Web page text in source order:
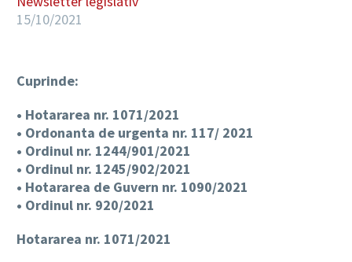
15/10/2021
Cuprinde:
• Hotararea nr. 1071/2021
• Ordonanta de urgenta nr. 117/ 2021
• Ordinul nr. 1244/901/2021
• Ordinul nr. 1245/902/2021
• Hotararea de Guvern nr. 1090/2021
• Ordinul nr. 920/2021
Hotararea nr. 1071/2021